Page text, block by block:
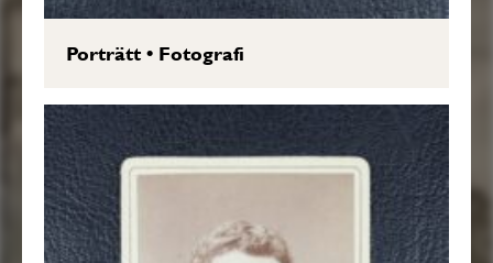
Porträtt• Fotografi